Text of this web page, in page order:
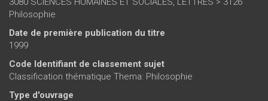
Philosophie
Date de première publication du titre
1999
Code Identifiant de classement sujet
Classification thématique Thema: Philosophie
Type d'ouvrage